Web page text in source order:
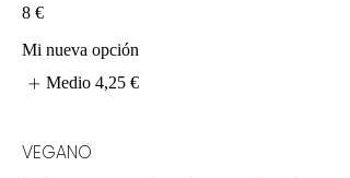
8 €
Mi nueva opción
Medio 4,25 €
VEGANO